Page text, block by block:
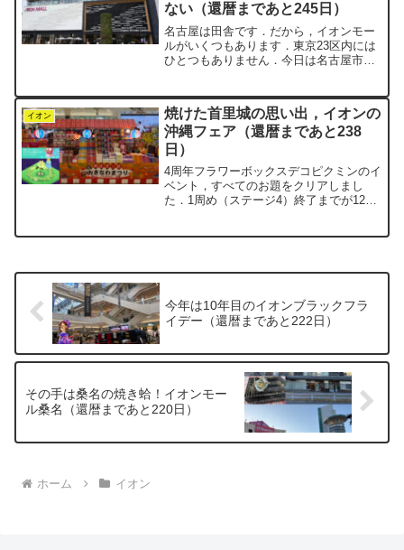
ない（還暦まであと245日）
名古屋は田舎です．だから，イオンモー
ルがいくつもあります．東京23区内には
ひとつもありません．今日は名古屋市西
武（のりたけ）というのは，このあたり
の地...
イオン
焼けた首里城の思い出，イオンの
沖縄フェア（還暦まであと238
日）
4周年フラワーボックスデコピクミンのイ
ベント，すべてのお題をクリアしまし
た．1周め（ステージ4）終了までが12日
今年は10年目のイオンブラックフラ
イデー（還暦まであと222日）
その手は桑名の焼き蛤！イオンモー
ル桑名（還暦まであと220日）
ホーム イオン